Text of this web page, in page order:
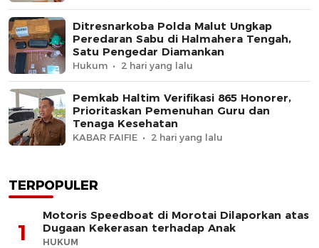
Ditresnarkoba Polda Malut Ungkap
Peredaran Sabu di Halmahera Tengah,
Satu Pengedar Diamankan
Hukum 2 hari yang lalu
Pemkab Haltim Verifikasi 865 Honorer,
Prioritaskan Pemenuhan Guru dan
Tenaga Kesehatan
KABAR FAIFIE 2 hari yang lalu
TERPOPULER
1
Motoris Speedboat di Morotai Dilaporkan atas
Dugaan Kekerasan terhadap Anak
HUKUM